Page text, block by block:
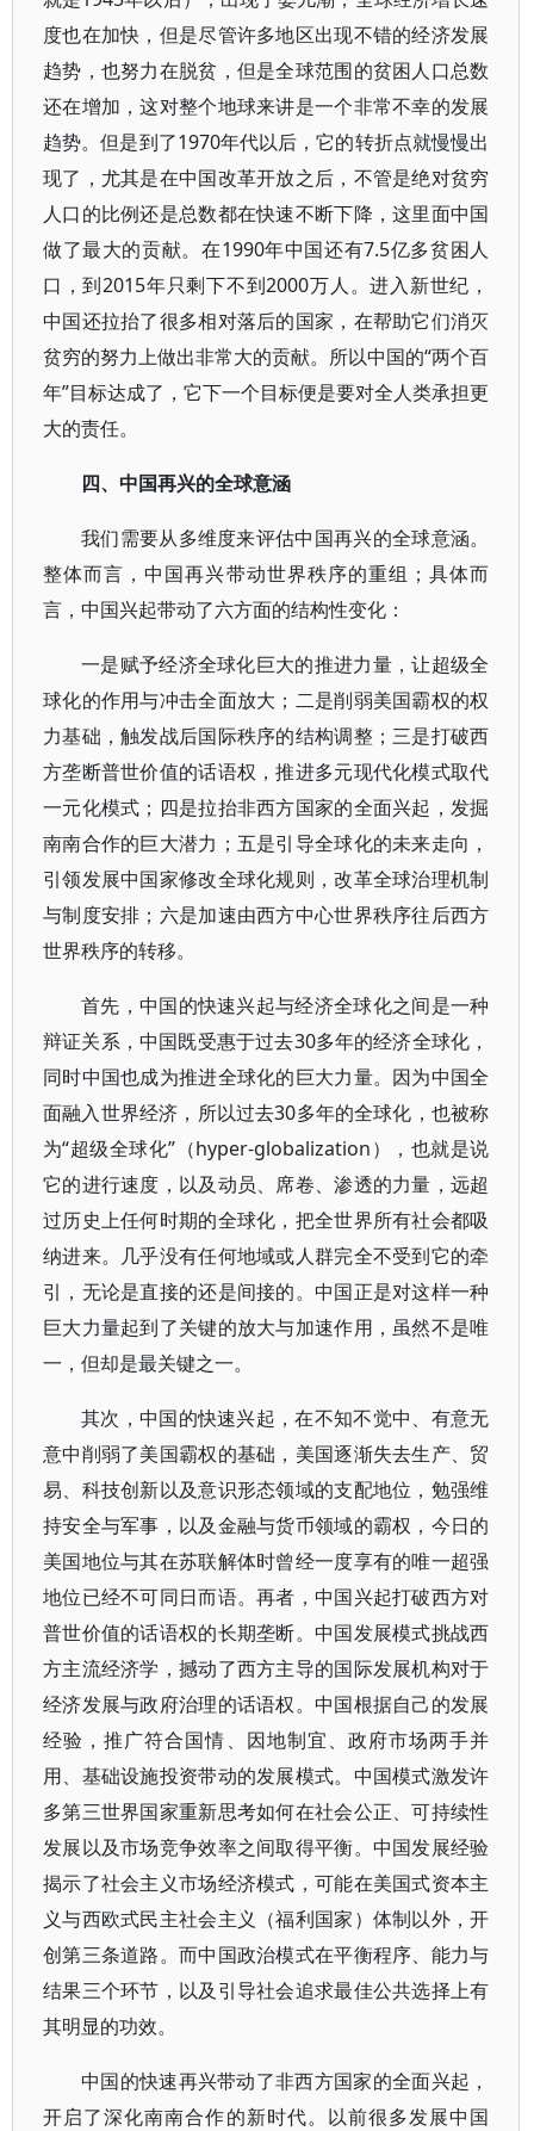
度也在加快，但是尽管许多地区出现不错的经济发展
趋势，也努力在脱贫，但是全球范围的贫困人口总数
还在增加，这对整个地球来讲是一个非常不幸的发展
趋势。但是到了1970年代以后，它的转折点就慢慢出
现了，尤其是在中国改革开放之后，不管是绝对贫穷
人口的比例还是总数都在快速不断下降，这里面中国
做了最大的贡献。在1990年中国还有7.5亿多贫困人
口，到2015年只剩下不到2000万人。进入新世纪，
中国还拉抬了很多相对落后的国家，在帮助它们消灭
贫穷的努力上做出非常大的贡献。所以中国的“两个百
年”目标达成了，它下一个目标便是要对全人类承担更
大的责任。
四、中国再兴的全球意涵
我们需要从多维度来评估中国再兴的全球意涵。
整体而言，中国再兴带动世界秩序的重组；具体而
言，中国兴起带动了六方面的结构性变化：
一是赋予经济全球化巨大的推进力量，让超级全
球化的作用与冲击全面放大；二是削弱美国霸权的权
力基础，触发战后国际秩序的结构调整；三是打破西
方垄断普世价值的话语权，推进多元现代化模式取代
一元化模式；四是拉抬非西方国家的全面兴起，发掘
南南合作的巨大潜力；五是引导全球化的未来走向，
引领发展中国家修改全球化规则，改革全球治理机制
与制度安排；六是加速由西方中心世界秩序往后西方
世界秩序的转移。
首先，中国的快速兴起与经济全球化之间是一种
辩证关系，中国既受惠于过去30多年的经济全球化，
同时中国也成为推进全球化的巨大力量。因为中国全
面融入世界经济，所以过去30多年的全球化，也被称
为“超级全球化”（hyper-globalization），也就是说
它的进行速度，以及动员、席卷、渗透的力量，远超
过历史上任何时期的全球化，把全世界所有社会都吸
纳进来。几乎没有任何地域或人群完全不受到它的牵
引，无论是直接的还是间接的。中国正是对这样一种
巨大力量起到了关键的放大与加速作用，虽然不是唯
一，但却是最关键之一。
其次，中国的快速兴起，在不知不觉中、有意无
意中削弱了美国霸权的基础，美国逐渐失去生产、贸
易、科技创新以及意识形态领域的支配地位，勉强维
持安全与军事，以及金融与货币领域的霸权，今日的
美国地位与其在苏联解体时曾经一度享有的唯一超强
地位已经不可同日而语。再者，中国兴起打破西方对
普世价值的话语权的长期垄断。中国发展模式挑战西
方主流经济学，撼动了西方主导的国际发展机构对于
经济发展与政府治理的话语权。中国根据自己的发展
经验，推广符合国情、因地制宜、政府市场两手并
用、基础设施投资带动的发展模式。中国模式激发许
多第三世界国家重新思考如何在社会公正、可持续性
发展以及市场竞争效率之间取得平衡。中国发展经验
揭示了社会主义市场经济模式，可能在美国式资本主
义与西欧式民主社会主义（福利国家）体制以外，开
创第三条道路。而中国政治模式在平衡程序、能力与
结果三个环节，以及引导社会追求最佳公共选择上有
其明显的功效。
中国的快速再兴带动了非西方国家的全面兴起，
开启了深化南南合作的新时代。以前很多发展中国